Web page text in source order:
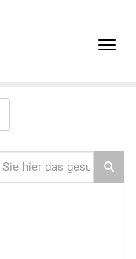
Toggle